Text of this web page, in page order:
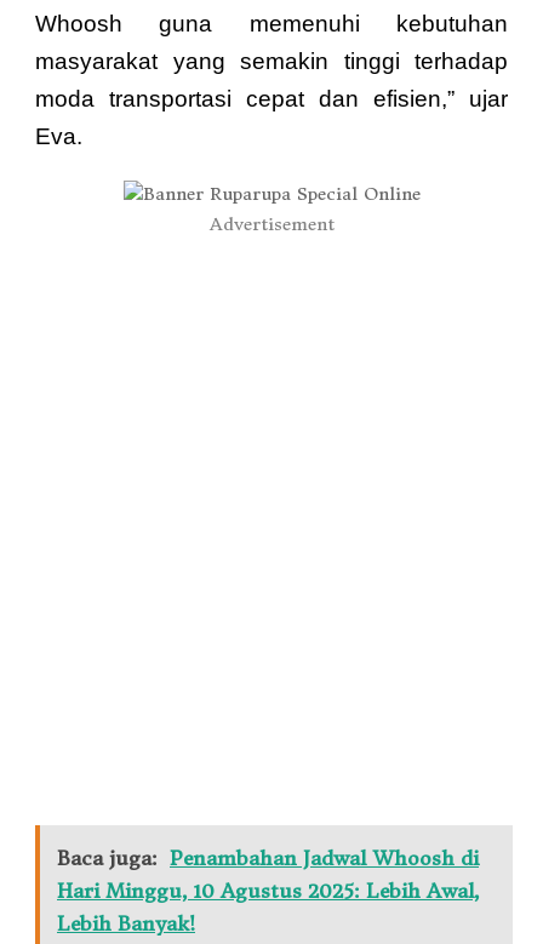
Whoosh guna memenuhi kebutuhan
masyarakat yang semakin tinggi terhadap
moda transportasi cepat dan efisien,” ujar
Eva.
Advertisement
Baca juga: Penambahan Jadwal Whoosh di
Hari Minggu, 10 Agustus 2025: Lebih Awal,
Lebih Banyak!